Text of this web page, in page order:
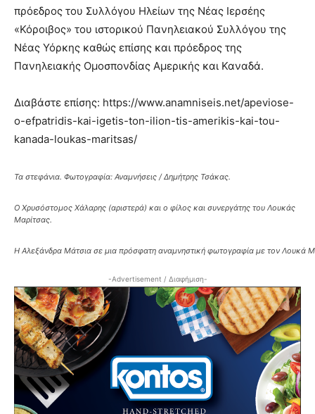
πρόεδρος του Συλλόγου Ηλείων της Νέας Ιερσέης
«Κόροιβος» του ιστορικού Πανηλειακού Συλλόγου της
Νέας Υόρκης καθώς επίσης και πρόεδρος της
Πανηλειακής Ομοσπονδίας Αμερικής και Καναδά.
Διαβάστε επίσης: https://www.anamniseis.net/apeviose-
o-efpatridis-kai-igetis-ton-ilion-tis-amerikis-kai-tou-
kanada-loukas-maritsas/
Τα στεφάνια. Φωτογραφία: Αναμνήσεις / Δημήτρης Τσάκας.
Ο Χρυσόστομος Χάλαρης (αριστερά) και ο φίλος και συνεργάτης του Λουκάς
Μαρίτσας.
Η Αλεξάνδρα Μάτσια σε μια πρόσφατη αναμνηστική φωτογραφία με τον Λουκά
-Advertisement / Διαφήμιση-